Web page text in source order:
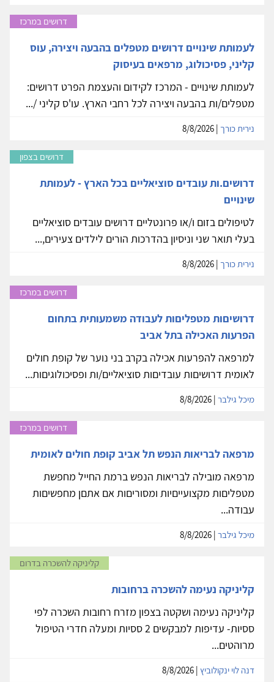
דרושים במרכז
לעמותת שינויים דרושים מטפלים בהבעה ויצירה, עוס
קליני, פסיכולוג, מרפאים בעיסוק
לעמותת שינויים - המרכז לקידום והעצמת הפרט דרושים:
מטפלים/ות בהבעה ויצירה לכל רחבי הארץ. עו'ס קליני /...
נירית כורך
דרושים בצפון
דרושים.ות עובדים סוציאליים בכל הארץ - לעמותת
שינויים
לטיפולים בזום ו/או פרונטליים דרושים עובדים סוציאליים
בעלי תואר שני וניסיון בהדרכות הורים לילדים צעירים,...
נירית כורך
דרושים במרכז
דרושיםות מטפליםות לעבודה משמעותית בתחום
הפרעות האכילה בתל אביב
למרפאה להפרעות אכילה בקרב בני נוער של קופת חולים
לאומית דרושיםות עובדיםות סוציאליים/ות ופסיכולוגיםות...
מיכל גילבר
דרושים במרכז
מרפאה לבריאות הנפש תל אביב קופת חולים לאומית
מרפאה מובילה לבריאות הנפש ברמת החייל מחפשת
מטפליםות מקצועייםיות ומסוריםות אם אתםן מחפשיםות
עבודה...
מיכל גילבר
קליניקה להשכרה בדרום
קליניקה נעימה להשכרה ברחובות
קליניקה נעימה ושקטה בצפון מזרח רחובות השכרה לפי
ססיות- עדיפות למבקשים 2 ססיות ומעלה חדרי הטיפול
מרוהטים...
דנה לוי ינקולוביץ